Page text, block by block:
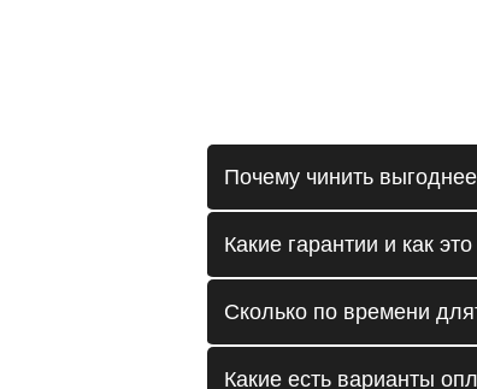
Почему чинить
Какие гарантии и как
Сколько по времени
Какие есть варианты